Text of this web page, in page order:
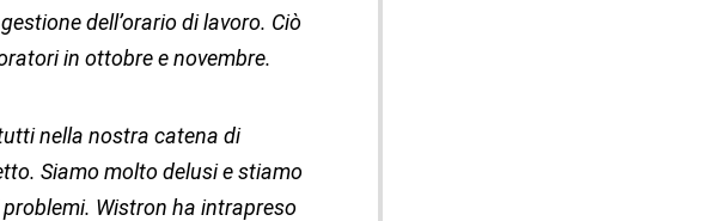
dell’orario di lavoro. Ciò
in ottobre e novembre.
nella nostra catena di
Siamo molto delusi e stiamo
Wistron ha intrapreso